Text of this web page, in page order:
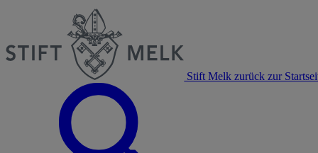
Stift Melk zurück zur